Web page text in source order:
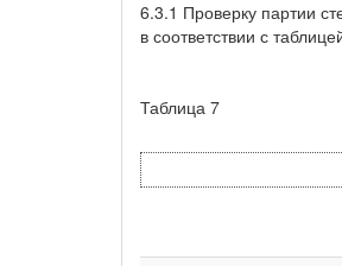
6.3.1 Проверку партии
в соответствии с
Таблица 7